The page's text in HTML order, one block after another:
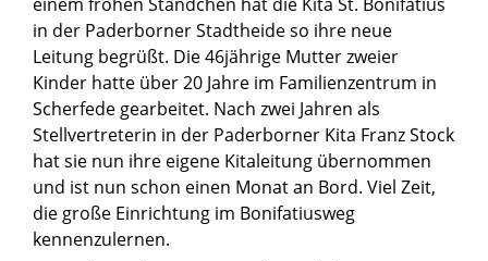
in der Paderborner Stadtheide so ihre neue
Leitung begrüßt. Die 46jährige Mutter zweier
Kinder hatte über 20 Jahre im Familienzentrum in
Scherfede gearbeitet. Nach zwei Jahren als
Stellvertreterin in der Paderborner Kita Franz Stock
hat sie nun ihre eigene Kitaleitung übernommen
und ist nun schon einen Monat an Bord. Viel Zeit,
die große Einrichtung im Bonifatiusweg
kennenzulernen.